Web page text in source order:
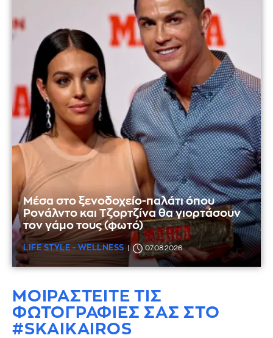
Μέσα στο ξενοδοχείο-παλάτι όπου
Ρονάλντο και Τζορτζίνα θα γιορτάσουν
τον γάμο τους (φωτό)
LIFE STYLE - WELLNESS 07.08.2026
ΜΟΙΡΑΣΤΕΙΤΕ ΤΙΣ
ΦΩΤΟΓΡΑΦΙΕΣ ΣΑΣ ΣΤΟ
#SKAIKAIROS